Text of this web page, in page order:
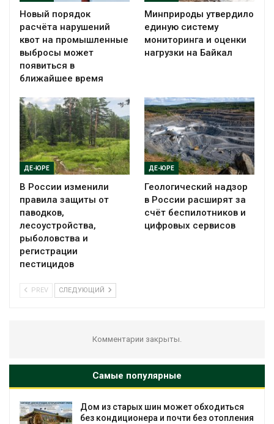
Новый порядок
расчёта нарушений
квот на промышленные
выбросы может
появиться в
ближайшее время
Минприроды утвердило
единую систему
мониторинга и оценки
нагрузки на Байкал
ДЕ-ЮРЕ
В России изменили
правила защиты от
паводков,
лесоустройства,
рыболовства и
регистрации
пестицидов
ДЕ-ЮРЕ
Геологический надзор
в России расширят за
счёт беспилотников и
цифровых сервисов
PREV СЛЕДУЮЩИЙ
Комментарии закрыты.
Самые популярные
Названы ведущие экологические НКО
России по итогам 2025 года